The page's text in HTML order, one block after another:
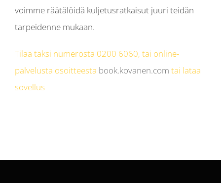
voimme räätälöidä kuljetusratkaisut juuri teidän
tarpeidenne mukaan.
Tilaa taksi numerosta 0200 6060, tai online-
palvelusta osoitteesta book.kovanen.com tai lataa
sovellus